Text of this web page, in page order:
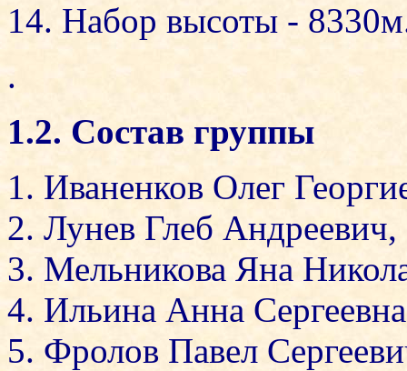
14. Набор высоты -
.
1.2. Состав группы
Иваненков Олег
Лунев Глеб Андреевич,
Мельникова Яна
Ильина Анна
Фролов Павел